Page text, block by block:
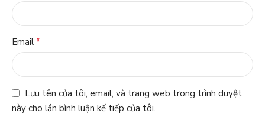
Email *
Lưu tên của tôi, email, và trang web trong trình duyệt
này cho lần bình luận kế tiếp của tôi.